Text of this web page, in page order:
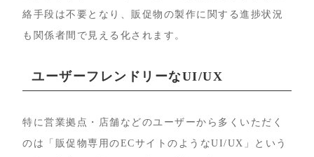
絡手段は不要となり、販促物の製作に関する進捗状況
も関係者間で見える化されます。
ユーザーフレンドリーなUI/UX
特に営業拠点・店舗などのユーザーから多くいただく
のは「販促物専用のECサイトのようなUI/UX」という